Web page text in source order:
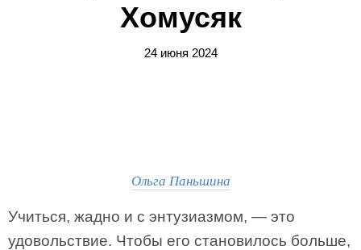
Хомусяк
24 июня 2024
Ольга Паньшина
Учиться, жадно и с энтузиазмом, — это
удовольствие. Чтобы его становилось больше,